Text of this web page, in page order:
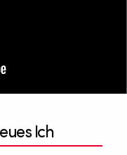
Ich